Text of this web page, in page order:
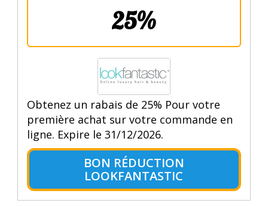
25%
Obtenez un rabais de 25% Pour votre
première achat sur votre commande en
ligne. Expire le 31/12/2026.
BON RÉDUCTION
LOOKFANTASTIC